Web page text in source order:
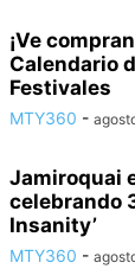
¡Ve
Calendario
Festivales
MTY360 -
Jamiroquai
celebrando
Insanity’
MTY360 -